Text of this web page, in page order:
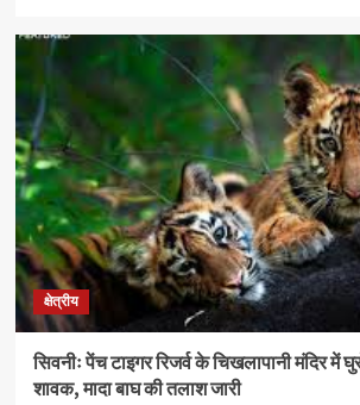
क्षेत्रीय
सिवनीः पेंच टाइगर रिजर्व के चिखलापानी मंदिर में
शावक, मादा बाघ की तलाश जारी